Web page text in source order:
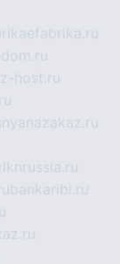
z-host.ru
bankaribi.ru